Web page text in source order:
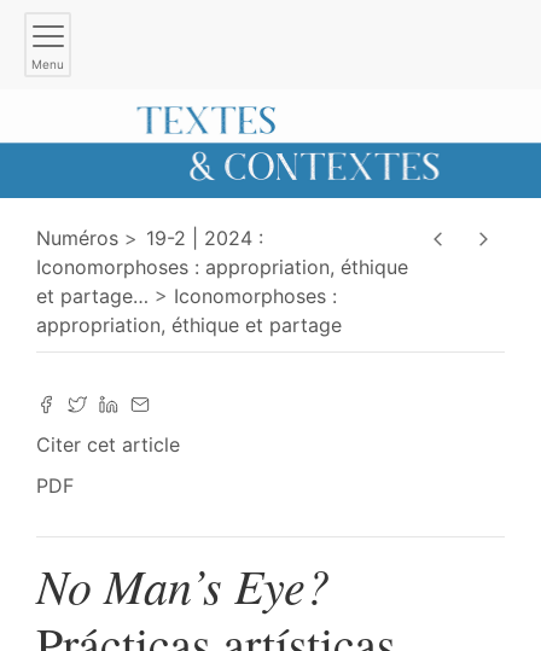
Menu
Numéros
19-2 | 2024 :
Iconomorphoses : appropriation, éthique
et partage…
Iconomorphoses :
appropriation, éthique et partage
Citer cet article
PDF
No Man’s Eye?